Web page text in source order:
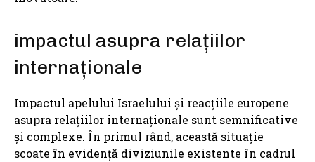
impactul asupra relațiilor
internaționale
Impactul apelului Israelului și reacțiile europene
asupra relațiilor internaționale sunt semnificative
și complexe. În primul rând, această situație
scoate în evidență diviziunile existente în cadrul